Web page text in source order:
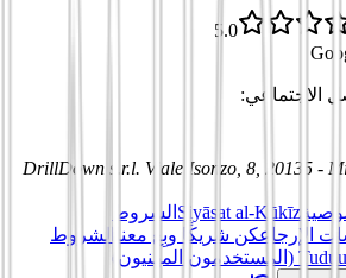
5.0
الاجتماعي:
DrillDown s.r.l. Viale Isonzo, 8, 20135 -
Siyāsat al-Kūkīz الشروط
الإرجاعكن شريكًا وبِع معنا
الشروط